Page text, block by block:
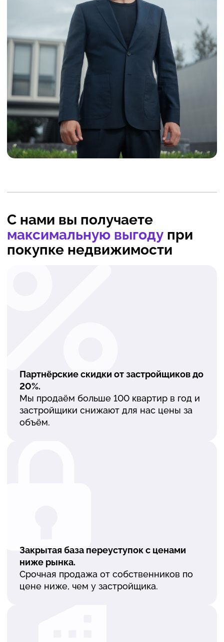
С нами вы получаете
максимальную выгоду при
покупке недвижимости
Партнёрские скидки от застройщиков до
20%.
Мы продаём больше 100 квартир в год и
застройщики снижают для нас цены за
объём.
Закрытая база переуступок с ценами
ниже рынка.
Срочная продажа от собственников по
цене ниже, чем у застройщика.